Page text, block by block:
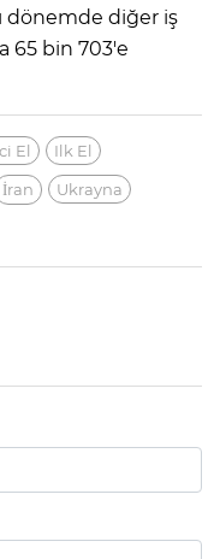
dönemde diğer iş
65 bin 703'e
El
Ilk El
İran
Ukrayna